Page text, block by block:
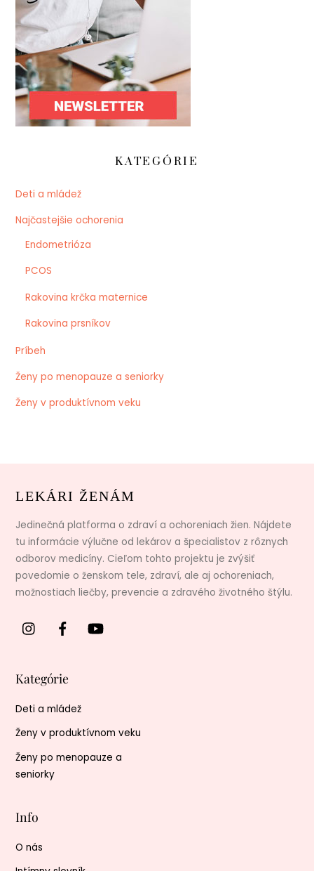
KATEGÓRIE
Deti a mládež
Najčastejšie ochorenia
Endometrióza
PCOS
Rakovina krčka maternice
Rakovina prsníkov
Príbeh
Ženy po menopauze a seniorky
Ženy v produktívnom veku
LEKÁRI ŽENÁM
Jedinečná platforma o zdraví a ochoreniach žien. Nájdete
tu informácie výlučne od lekárov a špecialistov z rôznych
odborov medicíny. Cieľom tohto projektu je zvýšiť
povedomie o ženskom tele, zdraví, ale aj ochoreniach,
možnostiach liečby, prevencie a zdravého životného štýlu.
Kategórie
Deti a mládež
Ženy v produktívnom veku
Ženy po menopauze a
seniorky
Info
O nás